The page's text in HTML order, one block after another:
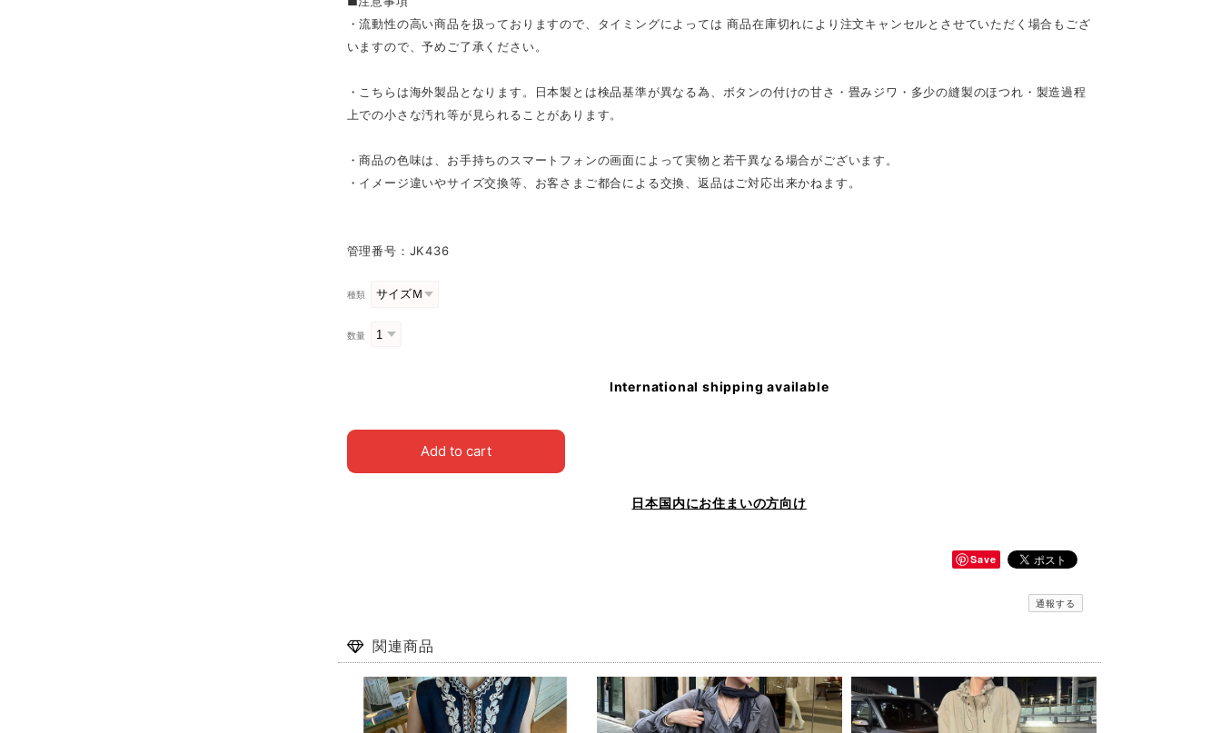
・流動性の高い商品を扱っておりますので、タイミングによっては 商品在庫切れにより注文キャンセルとさせていただく場合もござ
いますので、予めご了承ください。
・こちらは海外製品となります。日本製とは検品基準が異なる為、ボタンの付けの甘さ・畳みジワ・多少の縫製のほつれ・製造過程
上での小さな汚れ等が見られることがあります。
・商品の色味は、お手持ちのスマートフォンの画面によって実物と若干異なる場合がございます。
・イメージ違いやサイズ交換等、お客さまご都合による交換、返品はご対応出来かねます。
管理番号：JK436
種類
数量
International shipping available
Add to cart
日本国内にお住まいの方向け
Save
通報する
関連商品